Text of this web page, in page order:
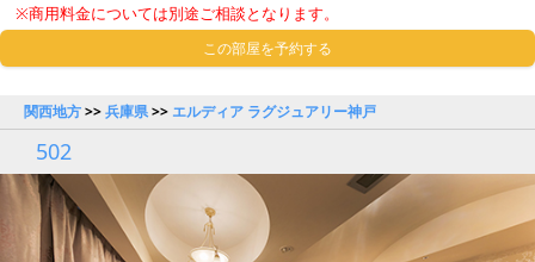
※商用料金については別途ご相談となります。
この部屋を予約する
関西地方>>兵庫県>> エルディア ラグジュアリー神戸
502